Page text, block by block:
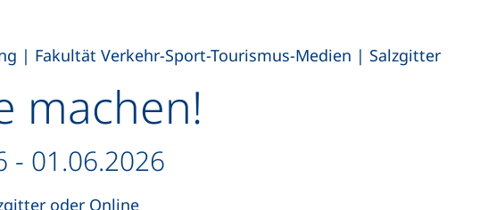
machen!
| Fakultät Verkehr-Sport-Tourismus-Medien | Salzgitter
- 01.06.2026
oder Online